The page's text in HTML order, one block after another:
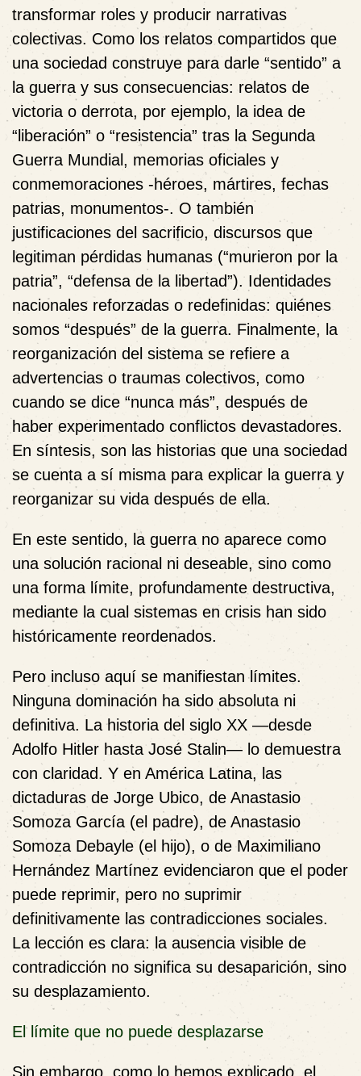
transformar roles y producir narrativas
colectivas. Como los relatos compartidos que
una sociedad construye para darle “sentido” a
la guerra y sus consecuencias: relatos de
victoria o derrota, por ejemplo, la idea de
“liberación” o “resistencia” tras la Segunda
Guerra Mundial, memorias oficiales y
conmemoraciones -héroes, mártires, fechas
patrias, monumentos-. O también
justificaciones del sacrificio, discursos que
legitiman pérdidas humanas (“murieron por la
patria”, “defensa de la libertad”). Identidades
nacionales reforzadas o redefinidas: quiénes
somos “después” de la guerra. Finalmente, la
reorganización del sistema se refiere a
advertencias o traumas colectivos, como
cuando se dice “nunca más”, después de
haber experimentado conflictos devastadores.
En síntesis, son las historias que una sociedad
se cuenta a sí misma para explicar la guerra y
reorganizar su vida después de ella.
En este sentido, la guerra no aparece como
una solución racional ni deseable, sino como
una forma límite, profundamente destructiva,
mediante la cual sistemas en crisis han sido
históricamente reordenados.
Pero incluso aquí se manifiestan límites.
Ninguna dominación ha sido absoluta ni
definitiva. La historia del siglo XX —desde
Adolfo Hitler hasta José Stalin— lo demuestra
con claridad. Y en América Latina, las
dictaduras de Jorge Ubico, de Anastasio
Somoza García (el padre), de Anastasio
Somoza Debayle (el hijo), o de Maximiliano
Hernández Martínez evidenciaron que el poder
puede reprimir, pero no suprimir
definitivamente las contradicciones sociales.
La lección es clara: la ausencia visible de
contradicción no significa su desaparición, sino
su desplazamiento.
El límite que no puede desplazarse
Sin embargo, como lo hemos explicado, el